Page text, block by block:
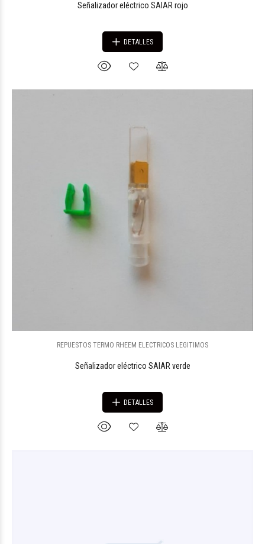
Señalizador eléctrico SAIAR rojo
DETALLES
REPUESTOS TERMO RHEEM ELECTRICOS LEGITIMOS
Señalizador eléctrico SAIAR verde
DETALLES